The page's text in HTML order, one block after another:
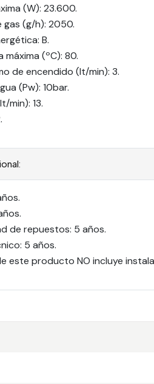
(W): 23.600.
gas (g/h): 2050.
B.
máxima (ºC): 80.
de encendido (lt/min): 3.
(Pw): 10bar.
min): 13.
de repuestos: 5 años.
5 años.
este producto NO incluye